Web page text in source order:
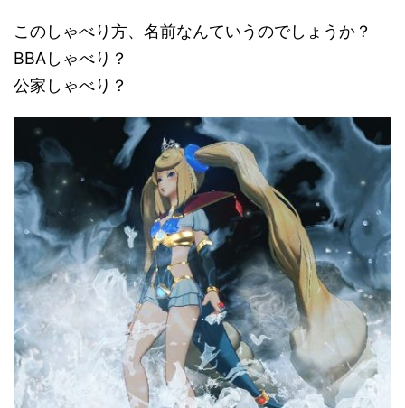
このしゃべり方、名前なんていうのでしょうか？
BBAしゃべり？
公家しゃべり？